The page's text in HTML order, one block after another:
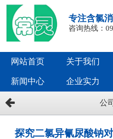
专注含氯
咨询热线：
网站首页 关于我们
新闻中心 企业实力
公
探究二氯异氰尿酸钠